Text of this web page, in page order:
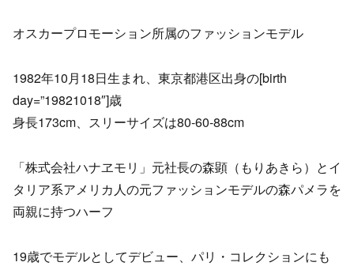
オスカープロモーション所属のファッションモデル
1982年10月18日生まれ、東京都港区出身の[birth
day=”19821018″]歳
身長173cm、スリーサイズは80-60-88cm
「株式会社ハナヱモリ」元社長の森顕（もりあきら）とイ
タリア系アメリカ人の元ファッションモデルの森パメラを
両親に持つハーフ
19歳でモデルとしてデビュー、パリ・コレクションにも